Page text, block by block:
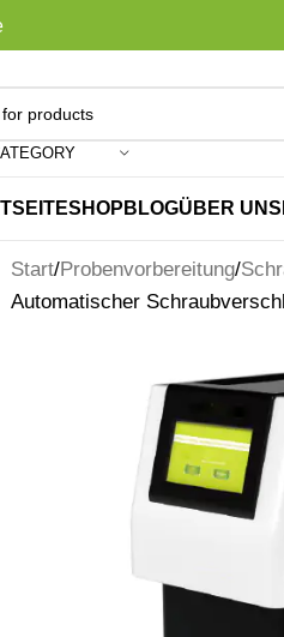
SHOP BLOGÜBER UNS
Start Probenvorbereitung
Automatischer